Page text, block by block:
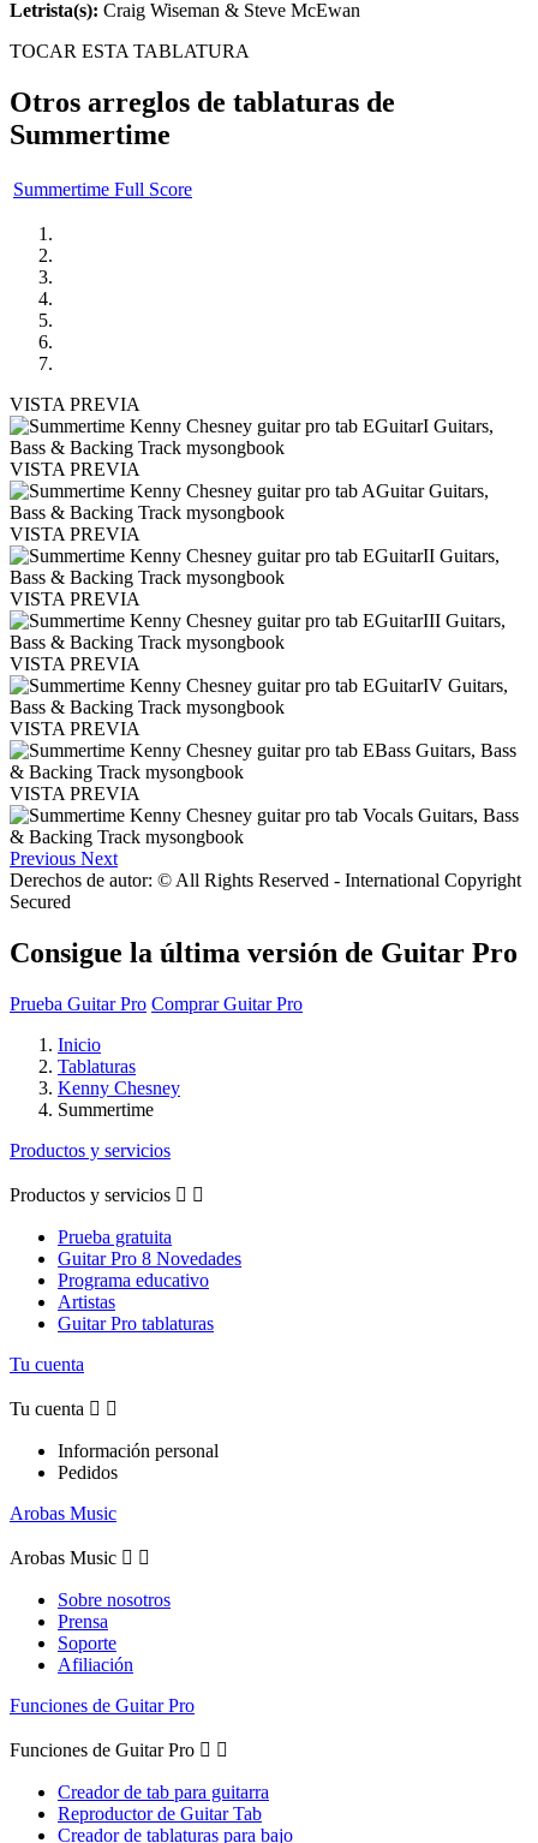
Letrista(s): Craig Wiseman & Steve McEwan
TOCAR ESTA TABLATURA
Otros arreglos de tablaturas de
Summertime
Summertime Full Score
VISTA PREVIA
VISTA PREVIA
VISTA PREVIA
VISTA PREVIA
VISTA PREVIA
VISTA PREVIA
VISTA PREVIA
Previous Next
Derechos de autor: © All Rights Reserved - International Copyright
Secured
Consigue la última versión de Guitar Pro
Prueba Guitar Pro Comprar Guitar Pro
Inicio
Tablaturas
Kenny Chesney
Summertime
Productos y servicios
Productos y servicios  
Prueba gratuita
Guitar Pro 8 Novedades
Programa educativo
Artistas
Guitar Pro tablaturas
Tu cuenta
Tu cuenta  
Información personal
Pedidos
Arobas Music
Arobas Music  
Sobre nosotros
Prensa
Soporte
Afiliación
Funciones de Guitar Pro
Funciones de Guitar Pro  
Creador de tab para guitarra
Reproductor de Guitar Tab
Creador de tablaturas para bajo